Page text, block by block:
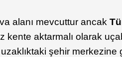
alanı mevcuttur ancak
kente aktarmalı olarak
şehir